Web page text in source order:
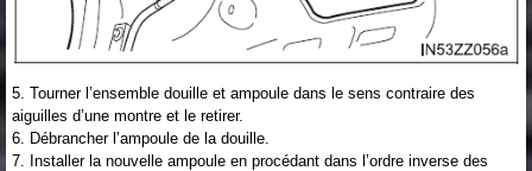
5. Tourner l’ensemble douille et ampoule dans le sens contraire des
aiguilles d’une montre et le retirer.
6. Débrancher l’ampoule de la douille.
7. Installer la nouvelle ampoule en procédant dans l’ordre inverse des